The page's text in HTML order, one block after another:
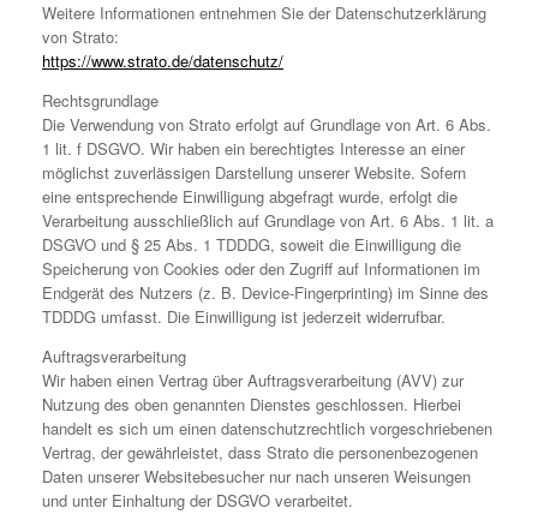
Weitere Informationen entnehmen Sie der Datenschutzerklärung
von Strato:
https://www.strato.de/datenschutz/
Rechtsgrundlage
Die Verwendung von Strato erfolgt auf Grundlage von Art. 6 Abs.
1 lit. f DSGVO. Wir haben ein berechtigtes Interesse an einer
möglichst zuverlässigen Darstellung unserer Website. Sofern
eine entsprechende Einwilligung abgefragt wurde, erfolgt die
Verarbeitung ausschließlich auf Grundlage von Art. 6 Abs. 1 lit. a
DSGVO und § 25 Abs. 1 TDDDG, soweit die Einwilligung die
Speicherung von Cookies oder den Zugriff auf Informationen im
Endgerät des Nutzers (z. B. Device-Fingerprinting) im Sinne des
TDDDG umfasst. Die Einwilligung ist jederzeit widerrufbar.
Auftragsverarbeitung
Wir haben einen Vertrag über Auftragsverarbeitung (AVV) zur
Nutzung des oben genannten Dienstes geschlossen. Hierbei
handelt es sich um einen datenschutzrechtlich vorgeschriebenen
Vertrag, der gewährleistet, dass Strato die personenbezogenen
Daten unserer Websitebesucher nur nach unseren Weisungen
und unter Einhaltung der DSGVO verarbeitet.